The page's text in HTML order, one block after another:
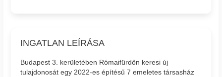
INGATLAN LEÍRÁSA
Budapest 3. kerületében Rómaifürdőn keresi új
tulajdonosát egy 2022-es építésű 7 emeletes társasház